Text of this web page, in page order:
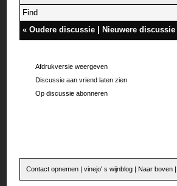
Find
«Oudere discussie Nieuwere discussie
Afdrukversie weergeven
Discussie aan vriend laten zien
Op discussie abonneren
Contact opnemen |vinejo' s wijnblog | Naar boven |